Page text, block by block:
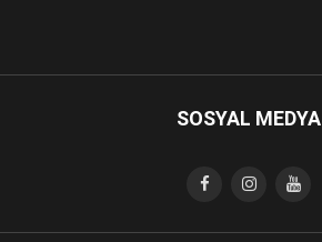
SOSYAL MEDYA